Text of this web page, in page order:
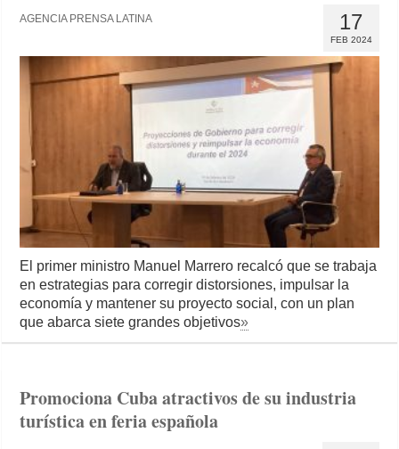
17
FEB 2024
AGENCIA PRENSA LATINA
El primer ministro Manuel Marrero recalcó que se trabaja
en estrategias para corregir distorsiones, impulsar la
economía y mantener su proyecto social, con un plan
que abarca siete grandes objetivos»
Promociona Cuba atractivos de su industria
turística en feria española